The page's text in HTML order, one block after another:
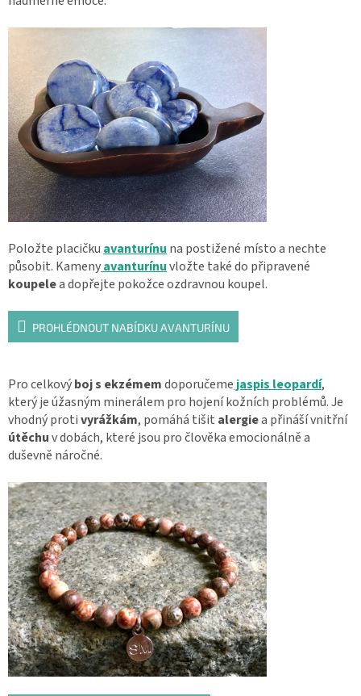
Položte placičku avanturínu na postižené místo a nechte
působit. Kamenyavanturínuvložte také do připravené
koupelea dopřejte pokožce ozdravnou koupel.
PROHLÉDNOUT NABÍDKU AVANTURÍNU
Pro celkovýbojs ekzémemdoporučeme jaspis leopardí,
který je úžasným minerálem pro hojení kožních problémů. Je
vhodný protivyrážkám, pomáhá tišit alergiea přináší vnitřní
útěchuv dobách, které jsou pro člověka emocionálně a
duševně náročné.